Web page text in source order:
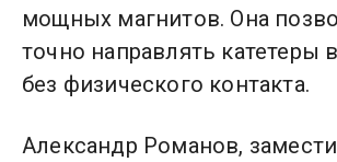
мощных магнитов. Она
точно направлять катетеры
без физического контакта.
Александр Романов,